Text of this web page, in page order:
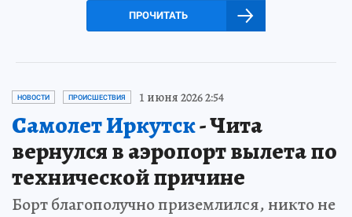
ПРОЧИТАТЬ
НОВОСТИ ПРОИСШЕСТВИЯ 1 июня 2026 2:54
Самолет Иркутск- Чита
вернулся в аэропорт вылета по
технической причине
Борт благополучно приземлился, никто не